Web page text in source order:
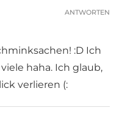
:D Ich
haha. Ich glaub,
verlieren (:
ANTWORTEN